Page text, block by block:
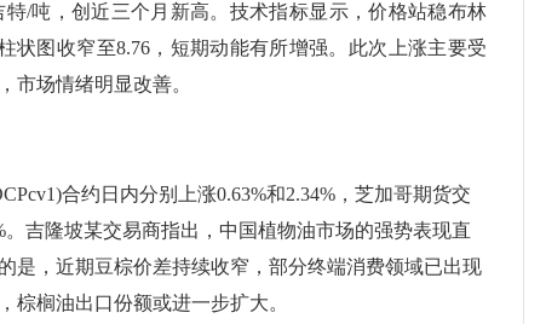
特/吨，创近三个月新高。技术指标显示，价格站稳布林
状图收窄至8.76，短期动能有所增强。此次上涨主要受
市场情绪明显改善。
合约日内分别上涨0.63%和2.34%，芝加哥期货交
吉隆坡某交易商指出，中国植物油市场的强势表现直
是，近期豆棕价差持续收窄，部分终端消费领域已出现
棕榈油出口份额或进一步扩大。